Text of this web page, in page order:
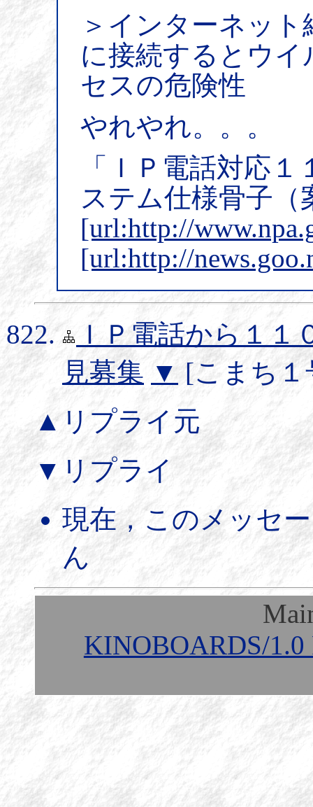
＞インターネッ
に接続するとウ
セスの危険性
やれやれ。。。
「ＩＰ電話対応
ステム仕様骨子（
[url:http://
[url:http://
ＩＰ電話から１
見募集 ▼ [こまち１
▲リプライ元
▼リプライ
現在，このメッセ
ん
KINOBOARDS/1.0